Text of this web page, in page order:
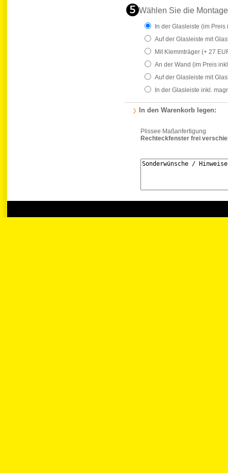
Wählen Sie die
In der Glasleiste (im Preis
Auf der Glasleiste mit
Mit Klemmträger (+ 27
An der Wand (im Preis
Auf der Glasleiste mit
In der Glasleiste inkl.
In den Warenkorb legen:
Plissee Maßanfertigung
Rechteckfenster frei